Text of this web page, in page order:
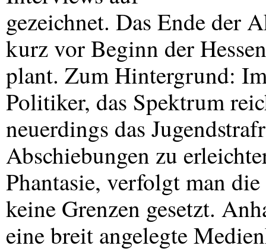
gezeichnet. Das Ende der
kurz vor Beginn der
plant. Zum Hintergrund:
Politiker, das Spektrum
neuerdings das
Abschiebungen zu
Phantasie, verfolgt man
keine Grenzen gesetzt.
eine breit angelegte